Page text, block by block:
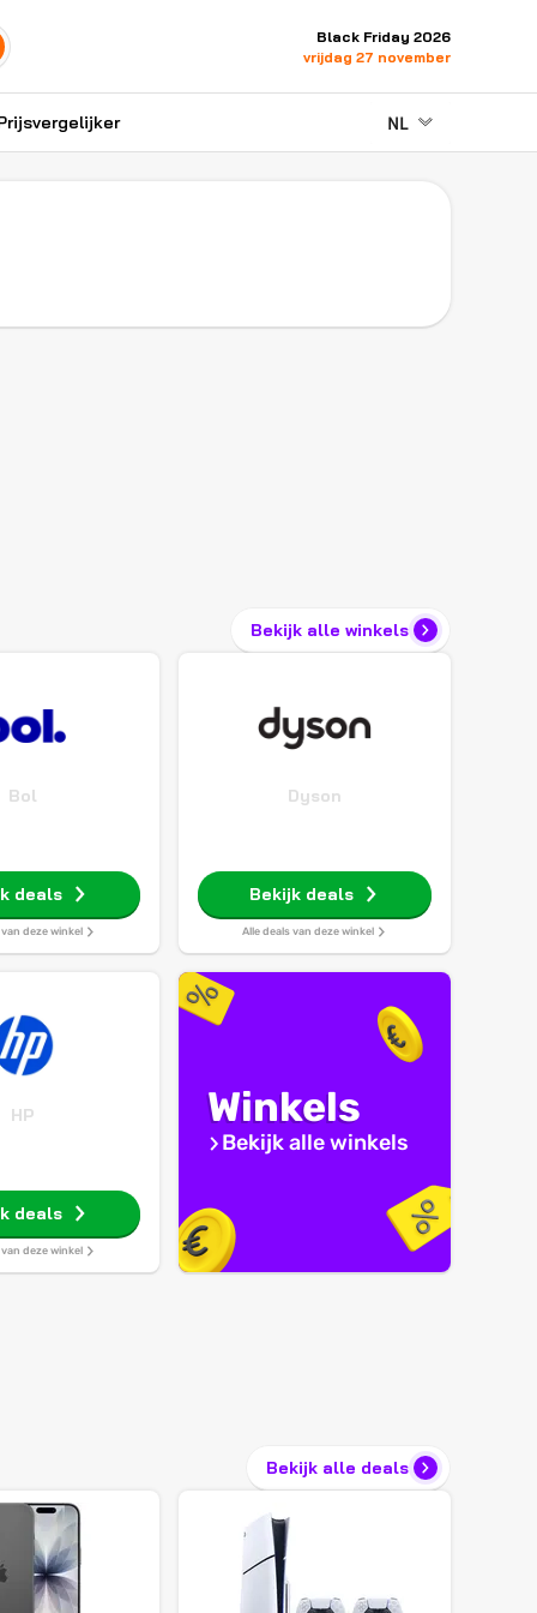
Black Friday 2026
vrijdag 27 november
NL
Bekijk alle winkels
Bol
deals
van deze winkel
Dyson
Bekijk deals
Alle deals van deze winkel
HP
deals
van deze winkel
Winkels
Bekijk alle winkels
Bekijk alle deals